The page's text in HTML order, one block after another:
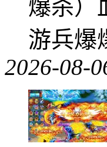
爆杀）
游兵爆
2026-08-